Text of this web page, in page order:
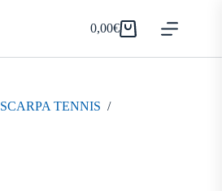
Carrello
0,00€
SCARPA TENNIS /